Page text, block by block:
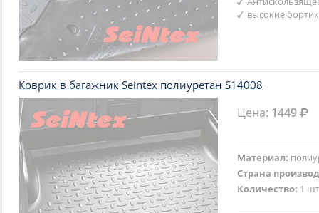
высокие
Коврик в багажник Seintex полиуретан S14008
Цена: 1449
Материал:
Страна
Количество: 1